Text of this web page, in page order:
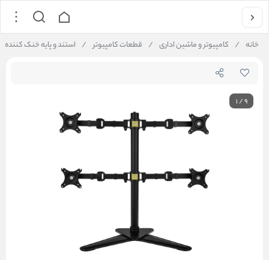
خانه / کامپیوتر و ماشین اداری / قطعات کامپیوتر / استند و پایه خنک کننده
1/9